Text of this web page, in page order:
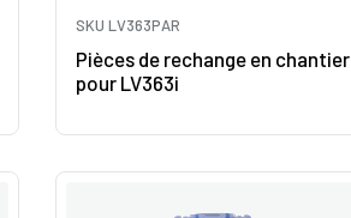
SKU LV363PAR
Pièces de rechange en chantier
pour LV363i